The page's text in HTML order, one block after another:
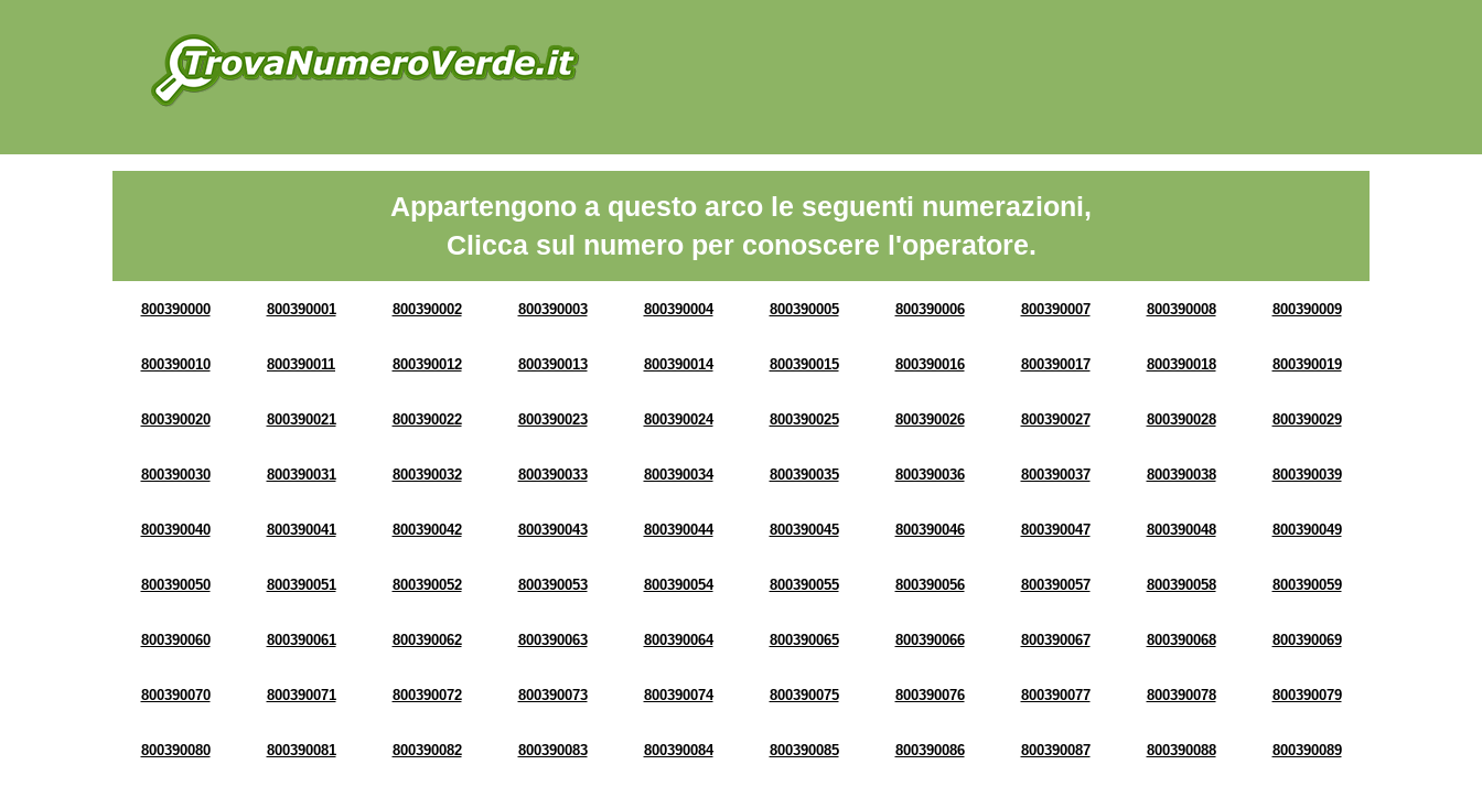
Appartengono a questo arco le seguenti numerazioni,
Clicca sul numero per conoscere l'operatore.
800390000 800390001 800390002 800390003 800390004 800390005 800390006 800390007 800390008 800390009
800390010 800390011 800390012 800390013 800390014 800390015 800390016 800390017 800390018 800390019
800390020 800390021 800390022 800390023 800390024 800390025 800390026 800390027 800390028 800390029
800390030 800390031 800390032 800390033 800390034 800390035 800390036 800390037 800390038 800390039
800390040 800390041 800390042 800390043 800390044 800390045 800390046 800390047 800390048 800390049
800390050 800390051 800390052 800390053 800390054 800390055 800390056 800390057 800390058 800390059
800390060 800390061 800390062 800390063 800390064 800390065 800390066 800390067 800390068 800390069
800390070 800390071 800390072 800390073 800390074 800390075 800390076 800390077 800390078 800390079
800390080 800390081 800390082 800390083 800390084 800390085 800390086 800390087 800390088 800390089